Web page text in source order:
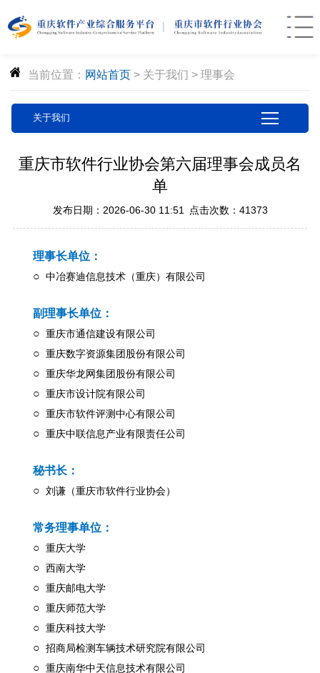
当前位置： 网站首页 > 关于我们 > 理事会
关于我们
重庆市软件行业协会第六届理事会成员名
单
发布日期：2026-06-30 11:51 点击次数：41373
理事长单位：
○ 中冶赛迪信息技术（重庆）有限公司
副理事长单位：
○ 重庆市通信建设有限公司
○ 重庆数字资源集团股份有限公司
○ 重庆华龙网集团股份有限公司
○ 重庆市设计院有限公司
○ 重庆市软件评测中心有限公司
○ 重庆中联信息产业有限责任公司
秘书长：
○ 刘谦（重庆市软件行业协会）
常务理事单位：
○ 重庆大学
○ 西南大学
○ 重庆邮电大学
○ 重庆师范大学
○ 重庆科技大学
○ 招商局检测车辆技术研究院有限公司
○ 重庆南华中天信息技术有限公司